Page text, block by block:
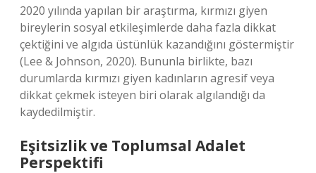
2020 yılında yapılan bir araştırma, kırmızı giyen
bireylerin sosyal etkileşimlerde daha fazla dikkat
çektiğini ve algıda üstünlük kazandığını göstermiştir
(Lee & Johnson, 2020). Bununla birlikte, bazı
durumlarda kırmızı giyen kadınların agresif veya
dikkat çekmek isteyen biri olarak algılandığı da
kaydedilmiştir.
Eşitsizlik ve Toplumsal Adalet
Perspektifi